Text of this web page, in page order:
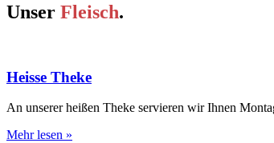
Unser Fleisch.
Heisse Theke
An unserer heißen Theke servieren wir Ihnen
Mehr lesen »